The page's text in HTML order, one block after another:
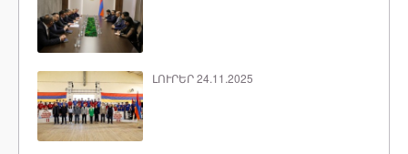
ԼՈՒՐԵՐ 24.11.2025